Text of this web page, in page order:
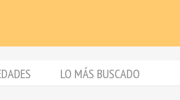
LO MÁS BUSCADO